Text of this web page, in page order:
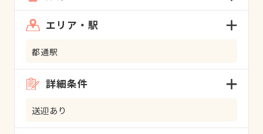
エリア・駅
都通駅
詳細条件
送迎あり